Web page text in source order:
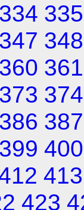
334 335
347 348
360 361
373 374
386 387
399 400
413
423